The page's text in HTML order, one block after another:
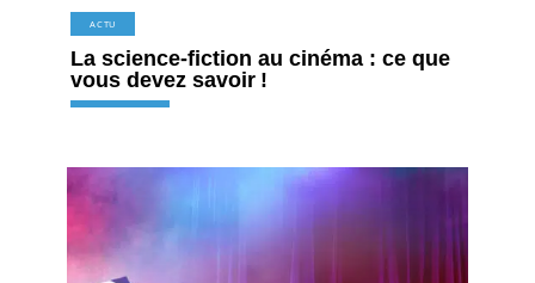
ACTU
La science-fiction au cinéma : ce que
vous devez savoir !